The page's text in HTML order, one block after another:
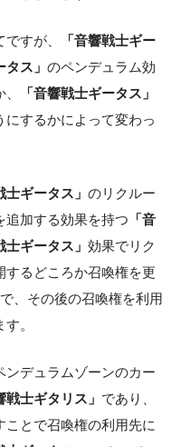
すが、
「音響戦士ギー
タス」 のペンデュラム効
「音響戦士ギータス」
するかによって変わっ
士ギータス」 のリクルー
追加する効果を持つ 「音
士ギータス」 効果でリク
するどころか召喚権を更
、その後の召喚権を利用
。
ンデュラムゾーンのカー
戦士ギタリス」 であり、
ことで召喚権の利用先に